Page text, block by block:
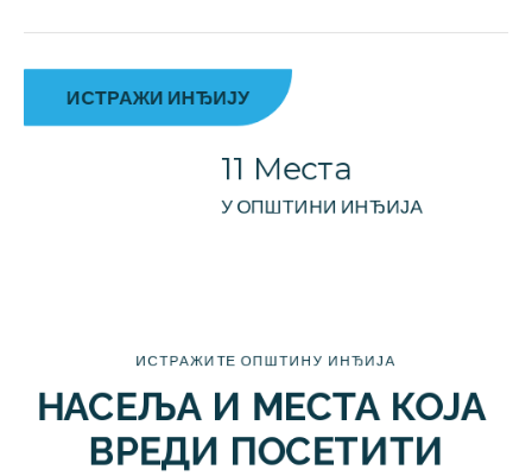
ИСТРАЖИ ИНЂИЈУ
11 Места
У ОПШТИНИ ИНЂИЈА
ИСТРАЖИТЕ ОПШТИНУ ИНЂИЈА
НАСЕЉА И МЕСТА КОЈА
ВРЕДИ ПОСЕТИТИ